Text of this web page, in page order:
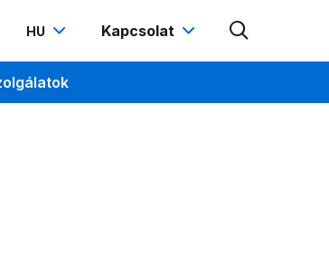
HU Kapcsolat